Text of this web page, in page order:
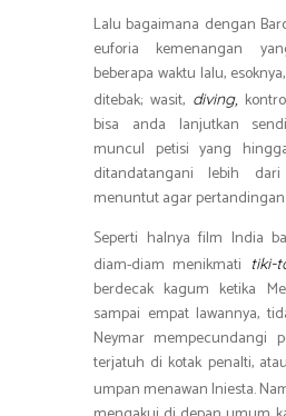
Lalu bagaimana dengan
euforia kemenangan
beberapa waktu lalu,
ditebak; wasit, diving,
bisa anda lanjutkan
muncul petisi yang
ditandatangani lebih
menuntut agar
Seperti halnya film India
diam-diam menikmati
tiki-
berdecak kagum ketika
sampai empat lawannya,
Neymar mempecundangi
terjatuh di kotak penalti,
umpan menawan Iniesta.